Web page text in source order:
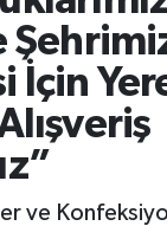
İçin
ve
Durumu ve